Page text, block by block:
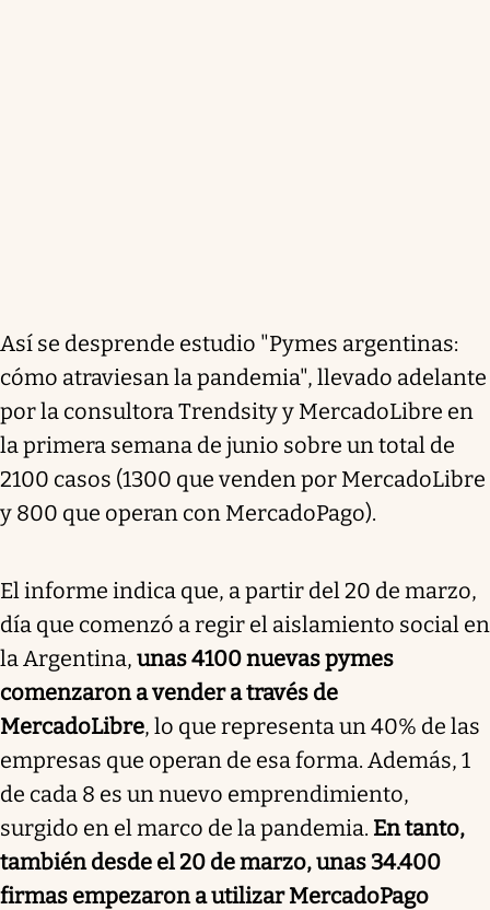
Así se desprende estudio "Pymes argentinas:
cómo atraviesan la pandemia", llevado adelante
por la consultora Trendsity y MercadoLibre en
la primera semana de junio sobre un total de
2100 casos (1300 que venden por MercadoLibre
y 800 que operan con MercadoPago).
El informe indica que, a partir del 20 de marzo,
día que comenzó a regir el aislamiento social en
la Argentina, unas 4100 nuevas pymes
comenzaron a vender a través de
MercadoLibre, lo que representa un 40% de las
empresas que operan de esa forma. Además, 1
de cada 8 es un nuevo emprendimiento,
surgido en el marco de la pandemia. En tanto,
también desde el 20 de marzo, unas 34.400
firmas empezaron a utilizar MercadoPago